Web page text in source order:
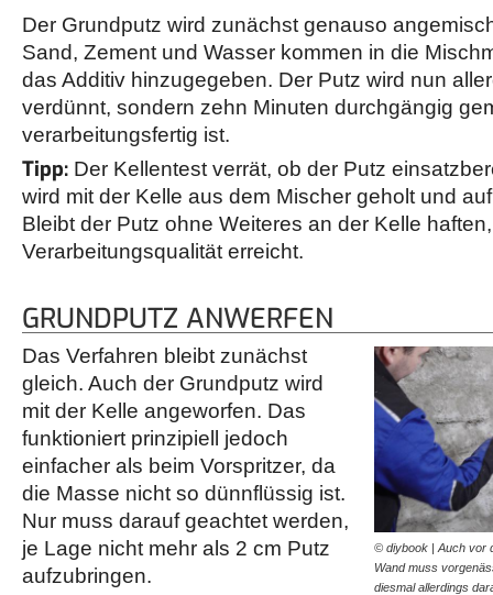
Der Grundputz wird zunächst genauso
Sand, Zement und Wasser kommen in die
das Additiv hinzugegeben. Der Putz wird nun
verdünnt, sondern zehn Minuten durchgängig
verarbeitungsfertig ist.
Tipp: Der Kellentest verrät, ob der Putz
wird mit der Kelle aus dem Mischer geholt und
Bleibt der Putz ohne Weiteres an der Kelle
Verarbeitungsqualität erreicht.
GRUNDPUTZ ANWERFEN
© diybook | Auch vor
Wand muss
diesmal allerdings
Das Verfahren bleibt zunächst
gleich. Auch der Grundputz wird
mit der Kelle angeworfen. Das
funktioniert prinzipiell jedoch
einfacher als beim Vorspritzer, da
die Masse nicht so dünnflüssig ist.
Nur muss darauf geachtet werden,
je Lage nicht mehr als 2 cm Putz
aufzubringen.